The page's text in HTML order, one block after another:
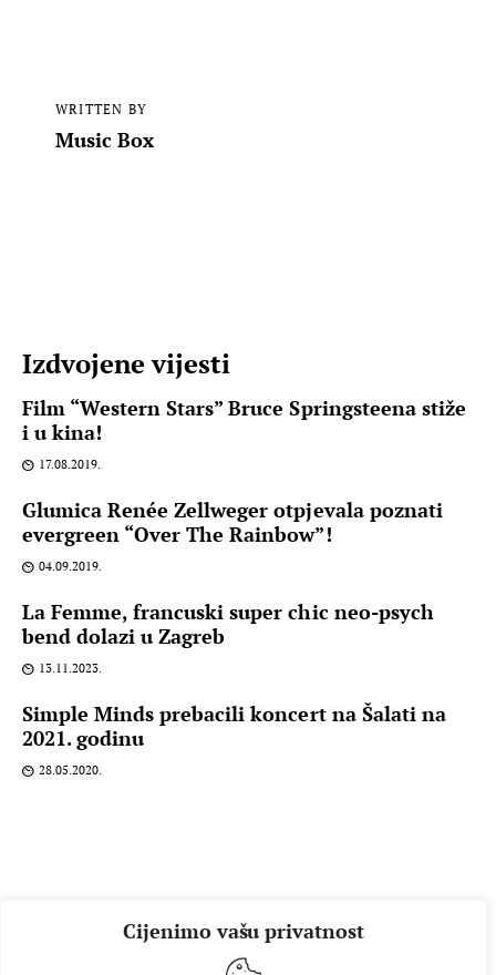
Cijenimo vašu privatnost
WRITTEN BY
Music Box
Izdvojene vijesti
Film “Western Stars” Bruce Springsteena stiže
i u kina!
17.08.2019.
Glumica Renée Zellweger otpjevala poznati
evergreen “Over The Rainbow”!
04.09.2019.
La Femme, francuski super chic neo-psych
bend dolazi u Zagreb
13.11.2023.
Simple Minds prebacili koncert na Šalati na
2021. godinu
28.05.2020.